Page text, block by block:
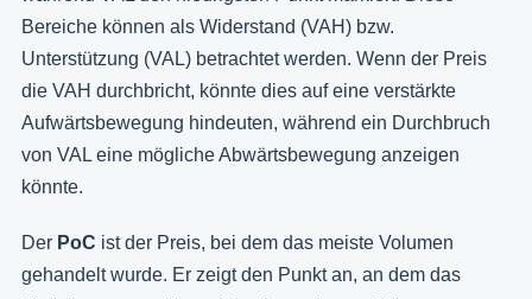
Bereiche können als Widerstand (VAH) bzw.
Unterstützung (VAL) betrachtet werden. Wenn der Preis
die VAH durchbricht, könnte dies auf eine verstärkte
Aufwärtsbewegung hindeuten, während ein Durchbruch
von VAL eine mögliche Abwärtsbewegung anzeigen
könnte.
Der PoC ist der Preis, bei dem das meiste Volumen
gehandelt wurde. Er zeigt den Punkt an, an dem das